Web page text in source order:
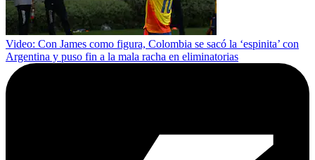
Video: Con James como figura, Colombia se sacó la ‘espinita’ con
Argentina y puso fin a la mala racha en eliminatorias